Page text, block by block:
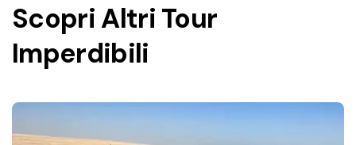
Scopri Altri Tour
Imperdibili